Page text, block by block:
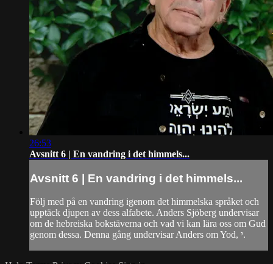
26:53
Avsnitt 6 | En vandring i det himmels...
Avsnitt 6 | En vandring i det himmels...
Följ med på en vandring igenom det himmelska språket och
upptäck djupen av dess alfabete. Anders Sjöberg undervisar
om de hebreiska bokstäverna och vad vi kan lära oss om Gud
genom dessa. Denna gång undervisar Anders om Yod, י.